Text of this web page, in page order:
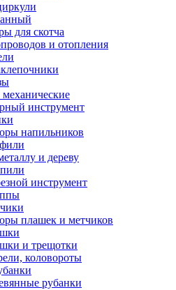
для скотча
и отопления
инструмент
напильников
и дереву
инструмент
плашек и метчиков
и трещотки
коловороты
рубанки